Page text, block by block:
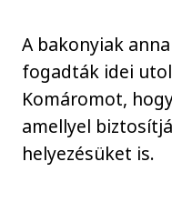
A bakonyiak
fogadták idei
Komáromot,
amellyel
helyezésüket is.